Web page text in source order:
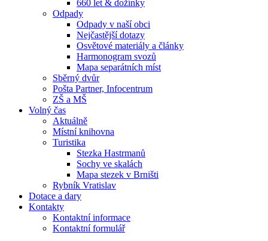
660 let & dožínky
Odpady
Odpady v naší obci
Nejčastější dotazy
Osvětové materiály a články
Harmonogram svozů
Mapa separátních míst
Sběrný dvůr
Pošta Partner, Infocentrum
ZŠ a MŠ
Volný čas
Aktuálně
Místní knihovna
Turistika
Stezka Hastrmanů
Sochy ve skalách
Mapa stezek v Brništi
Rybník Vratislav
Dotace a dary
Kontakty
Kontaktní informace
Kontaktní formulář